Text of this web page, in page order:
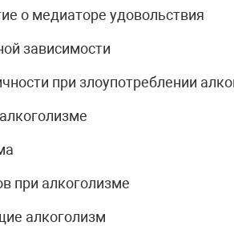
о медиаторе удовольствия
зависимости
при злоупотреблении
при алкоголизме
алкоголизм